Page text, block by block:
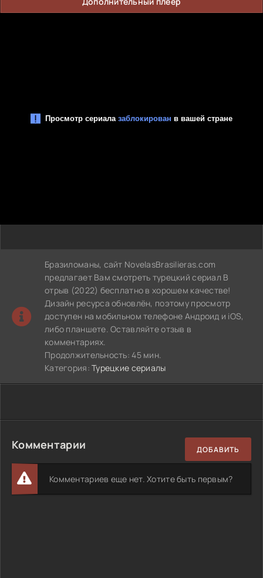
Бразиломаны, сайт NovelasBrasilieras.com
предлагает Вам смотреть турецкий сериал В
отрыв (2022) бесплатно в хорошем качестве!
Дизайн ресурса обновлён, поэтому просмотр
доступен на мобильном телефоне Андроид и iOS,
либо планшете. Оставляйте отзыв в
комментариях.
Продолжительность: 45 мин.
Категория:Турецкие сериалы
Комментарии ДОБАВИТЬ
Комментариев еще нет. Хотите быть первым?